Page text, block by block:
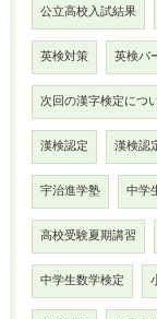
公立高校入試結果
英検対策 英検パ
次回の漢字検定につ
漢検認定 漢検認
宇治進学塾 中学
高校受験夏期講習
中学生数学検定